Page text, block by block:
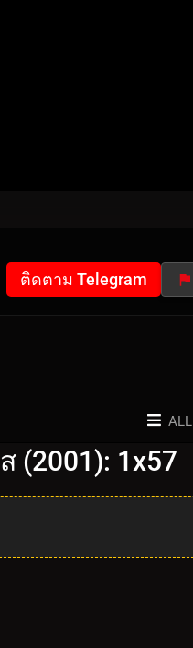
ติดตาม Telegram
ALL
(2001): 1x57